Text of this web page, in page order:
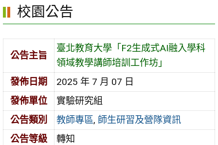
區
校園公告
公告主旨
臺北教育大學「F2生成式AI融入學科
領域教學講師培訓工作坊」
發佈日期
2025 年 7 月 07 日
發佈單位
實驗研究組
公告類別
教師專區, 師生研習及營隊資訊
公告等級
轉知